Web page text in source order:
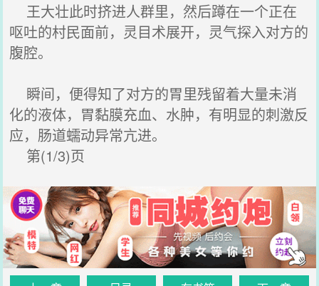
王大壮此时挤进人群里，然后蹲在一个正在
呕吐的村民面前，灵目术展开，灵气探入对方的
腹腔。
瞬间，便得知了对方的胃里残留着大量未消
化的液体，胃黏膜充血、水肿，有明显的刺激反
应，肠道蠕动异常亢进。
第(1/3)页